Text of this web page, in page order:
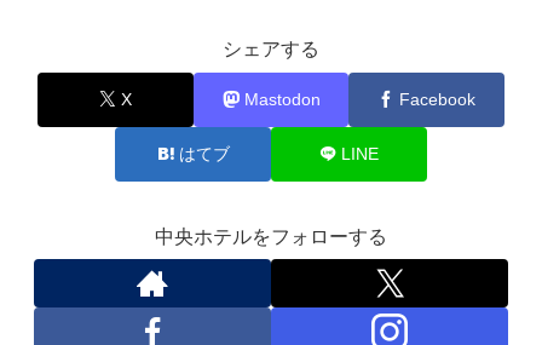
シェアする
X Mastodon Facebook
はてブ LINE
中央ホテルをフォローする